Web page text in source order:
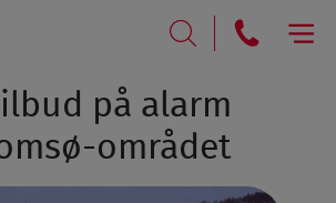
på alarm
området